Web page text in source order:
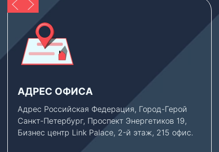
АДРЕС ОФИСА
Адрес Российская Федерация, Город-Герой
Санкт-Петербург, Проспект Энергетиков 19,
Бизнес центр Link Palace, 2-й этаж, 215 офис.